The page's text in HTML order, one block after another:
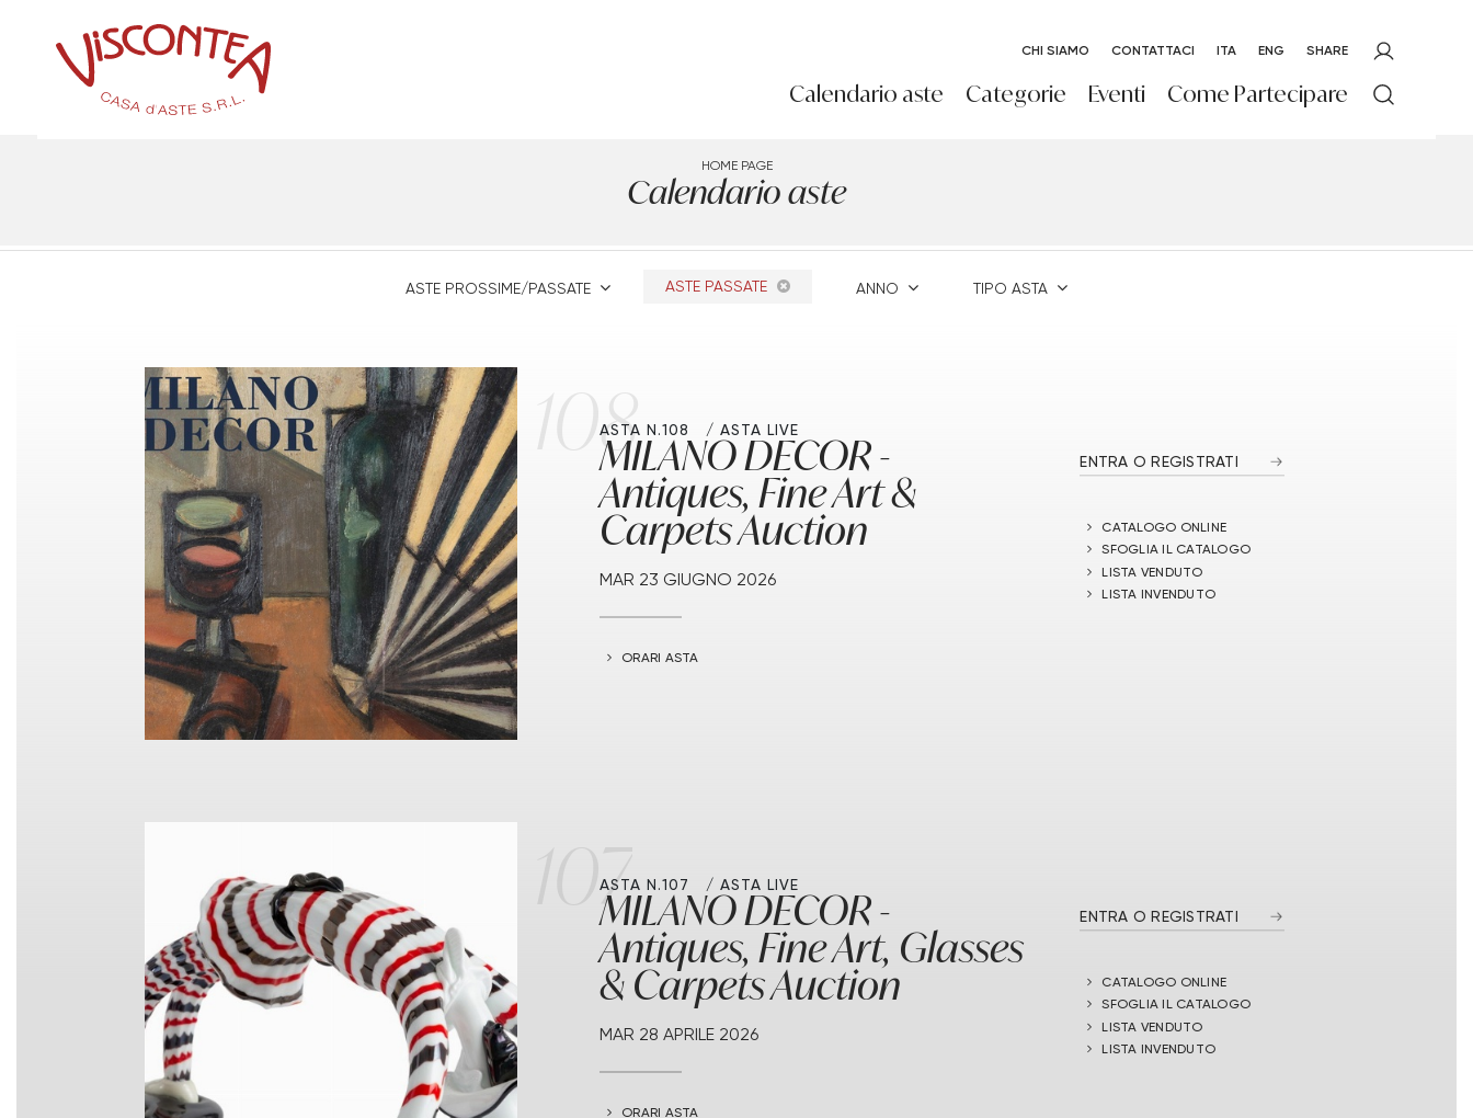
CHI SIAMO CONTATTACI ITA ENG SHARE
Calendario aste Categorie Eventi Come Partecipare
HOME PAGE
Calendario aste
ASTE PROSSIME/PASSATE ASTE PASSATE ANNO TIPO ASTA
108ASTA N.108 ASTA LIVE
MILANO DECOR -
Antiques, Fine Art &
Carpets Auction
MAR 23 GIUGNO 2026
ORARI ASTA
ENTRA O REGISTRATI
CATALOGO ONLINE
SFOGLIA IL CATALOGO
LISTA VENDUTO
LISTA INVENDUTO
107
ASTA N.107 ASTA LIVE
MILANO DECOR -
Antiques, Fine Art, Glasses
& Carpets Auction
MAR 28 APRILE 2026
ORARI ASTA
ENTRA O REGISTRATI
CATALOGO ONLINE
SFOGLIA IL CATALOGO
LISTA VENDUTO
LISTA INVENDUTO